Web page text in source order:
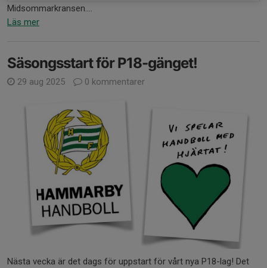
Midsommarkransen....
Läs mer
Säsongsstart för P18-gänget!
29 aug 2025 0 kommentarer
Nästa vecka är det dags för uppstart för vårt nya P18-lag! Det